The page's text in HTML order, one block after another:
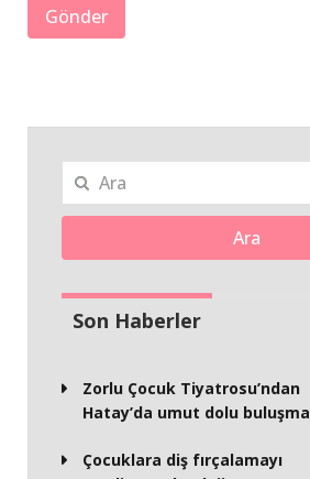
Ara
Son Haberler
Zorlu Çocuk Tiyatrosu’ndan
Hatay’da umut dolu buluşma
Çocuklara diş fırçalamayı